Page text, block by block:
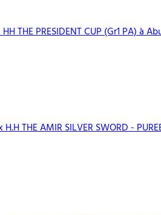
THE PRESIDENT CUP (Gr1 PA) à
THE AMIR SILVER SWORD -